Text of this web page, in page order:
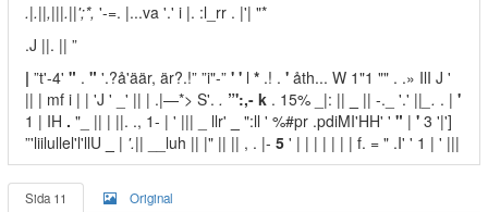
.|.||,|||.||';*, '-=. |...va '.' i |. :l_rr . |'| "*
.J ||. || ”
| ”t'-4' " . " '.?å'äär, är?.!” ”i"-” ' ' l * .! . ' åth... W 1"1 "" . .» IlI J '
|| | mf i | | 'J ' _' || | .|—*> S'. . ”':,- k . 15% _|: || || -._ '.' ||_. . | '
1 | IH . "_ || | ||. ., 1- | ' ||| _ llr' ":ll ' %#pr .pdiMI'HH' ' " | ' 3 '|']
”'liilullel'l'llU
| '.|| __luh || |" || || , . |- 5 ' | | | | | | | f. = " .I' ' 1 | ' |||
Sida 11 Original